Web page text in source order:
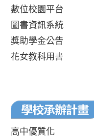
數位校園平台
圖書資訊系統
獎助學金公告
花女教科用書
高中優質化